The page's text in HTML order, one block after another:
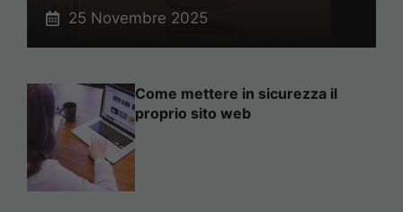
25 Novembre 2025
Come mettere in sicurezza il
proprio sito web